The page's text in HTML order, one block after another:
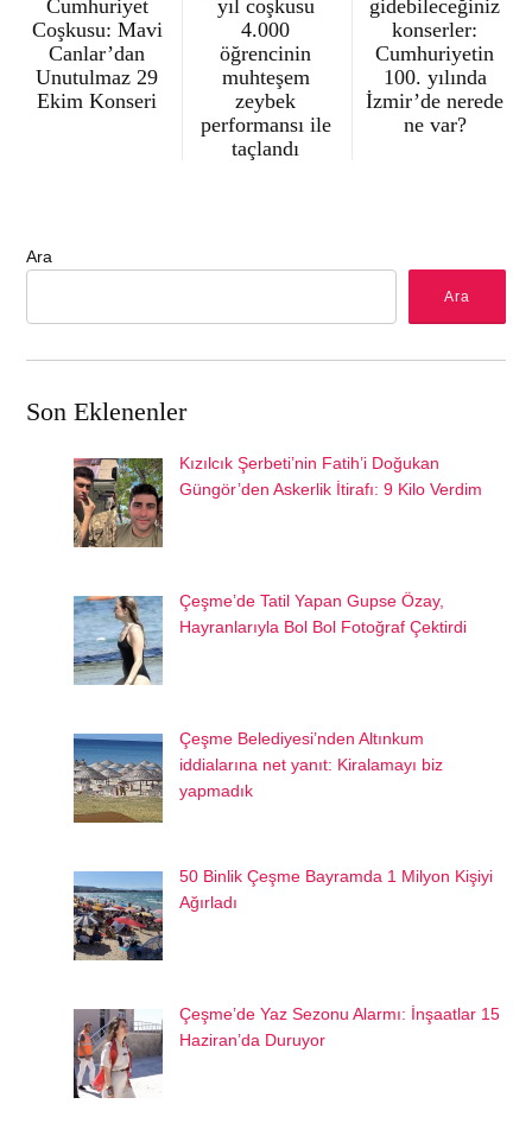
Cumhuriyet
Coşkusu: Mavi
Canlar’dan
Unutulmaz 29
Ekim Konseri
yıl coşkusu
4.000
öğrencinin
muhteşem
zeybek
performansı ile
taçlandı
gidebileceğiniz
konserler:
Cumhuriyetin
100. yılında
İzmir’de nerede
ne var?
Ara
Ara
Son Eklenenler
Kızılcık Şerbeti’nin Fatih’i Doğukan
Güngör’den Askerlik İtirafı: 9 Kilo Verdim
Çeşme’de Tatil Yapan Gupse Özay,
Hayranlarıyla Bol Bol Fotoğraf Çektirdi
Çeşme Belediyesi’nden Altınkum
iddialarına net yanıt: Kiralamayı biz
yapmadık
50 Binlik Çeşme Bayramda 1 Milyon Kişiyi
Ağırladı
Çeşme’de Yaz Sezonu Alarmı: İnşaatlar 15
Haziran’da Duruyor